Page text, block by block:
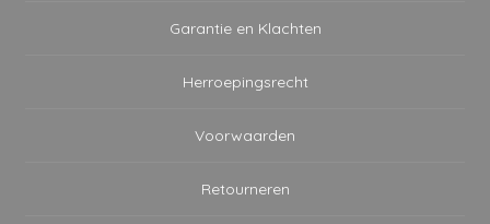
Garantie en Klachten
Herroepingsrecht
Voorwaarden
Retourneren